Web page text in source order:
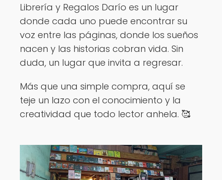
Librería y Regalos Darío es un lugar
donde cada uno puede encontrar su
voz entre las páginas, donde los sueños
nacen y las historias cobran vida. Sin
duda, un lugar que invita a regresar.
Más que una simple compra, aquí se
teje un lazo con el conocimiento y la
creatividad que todo lector anhela. 🥰